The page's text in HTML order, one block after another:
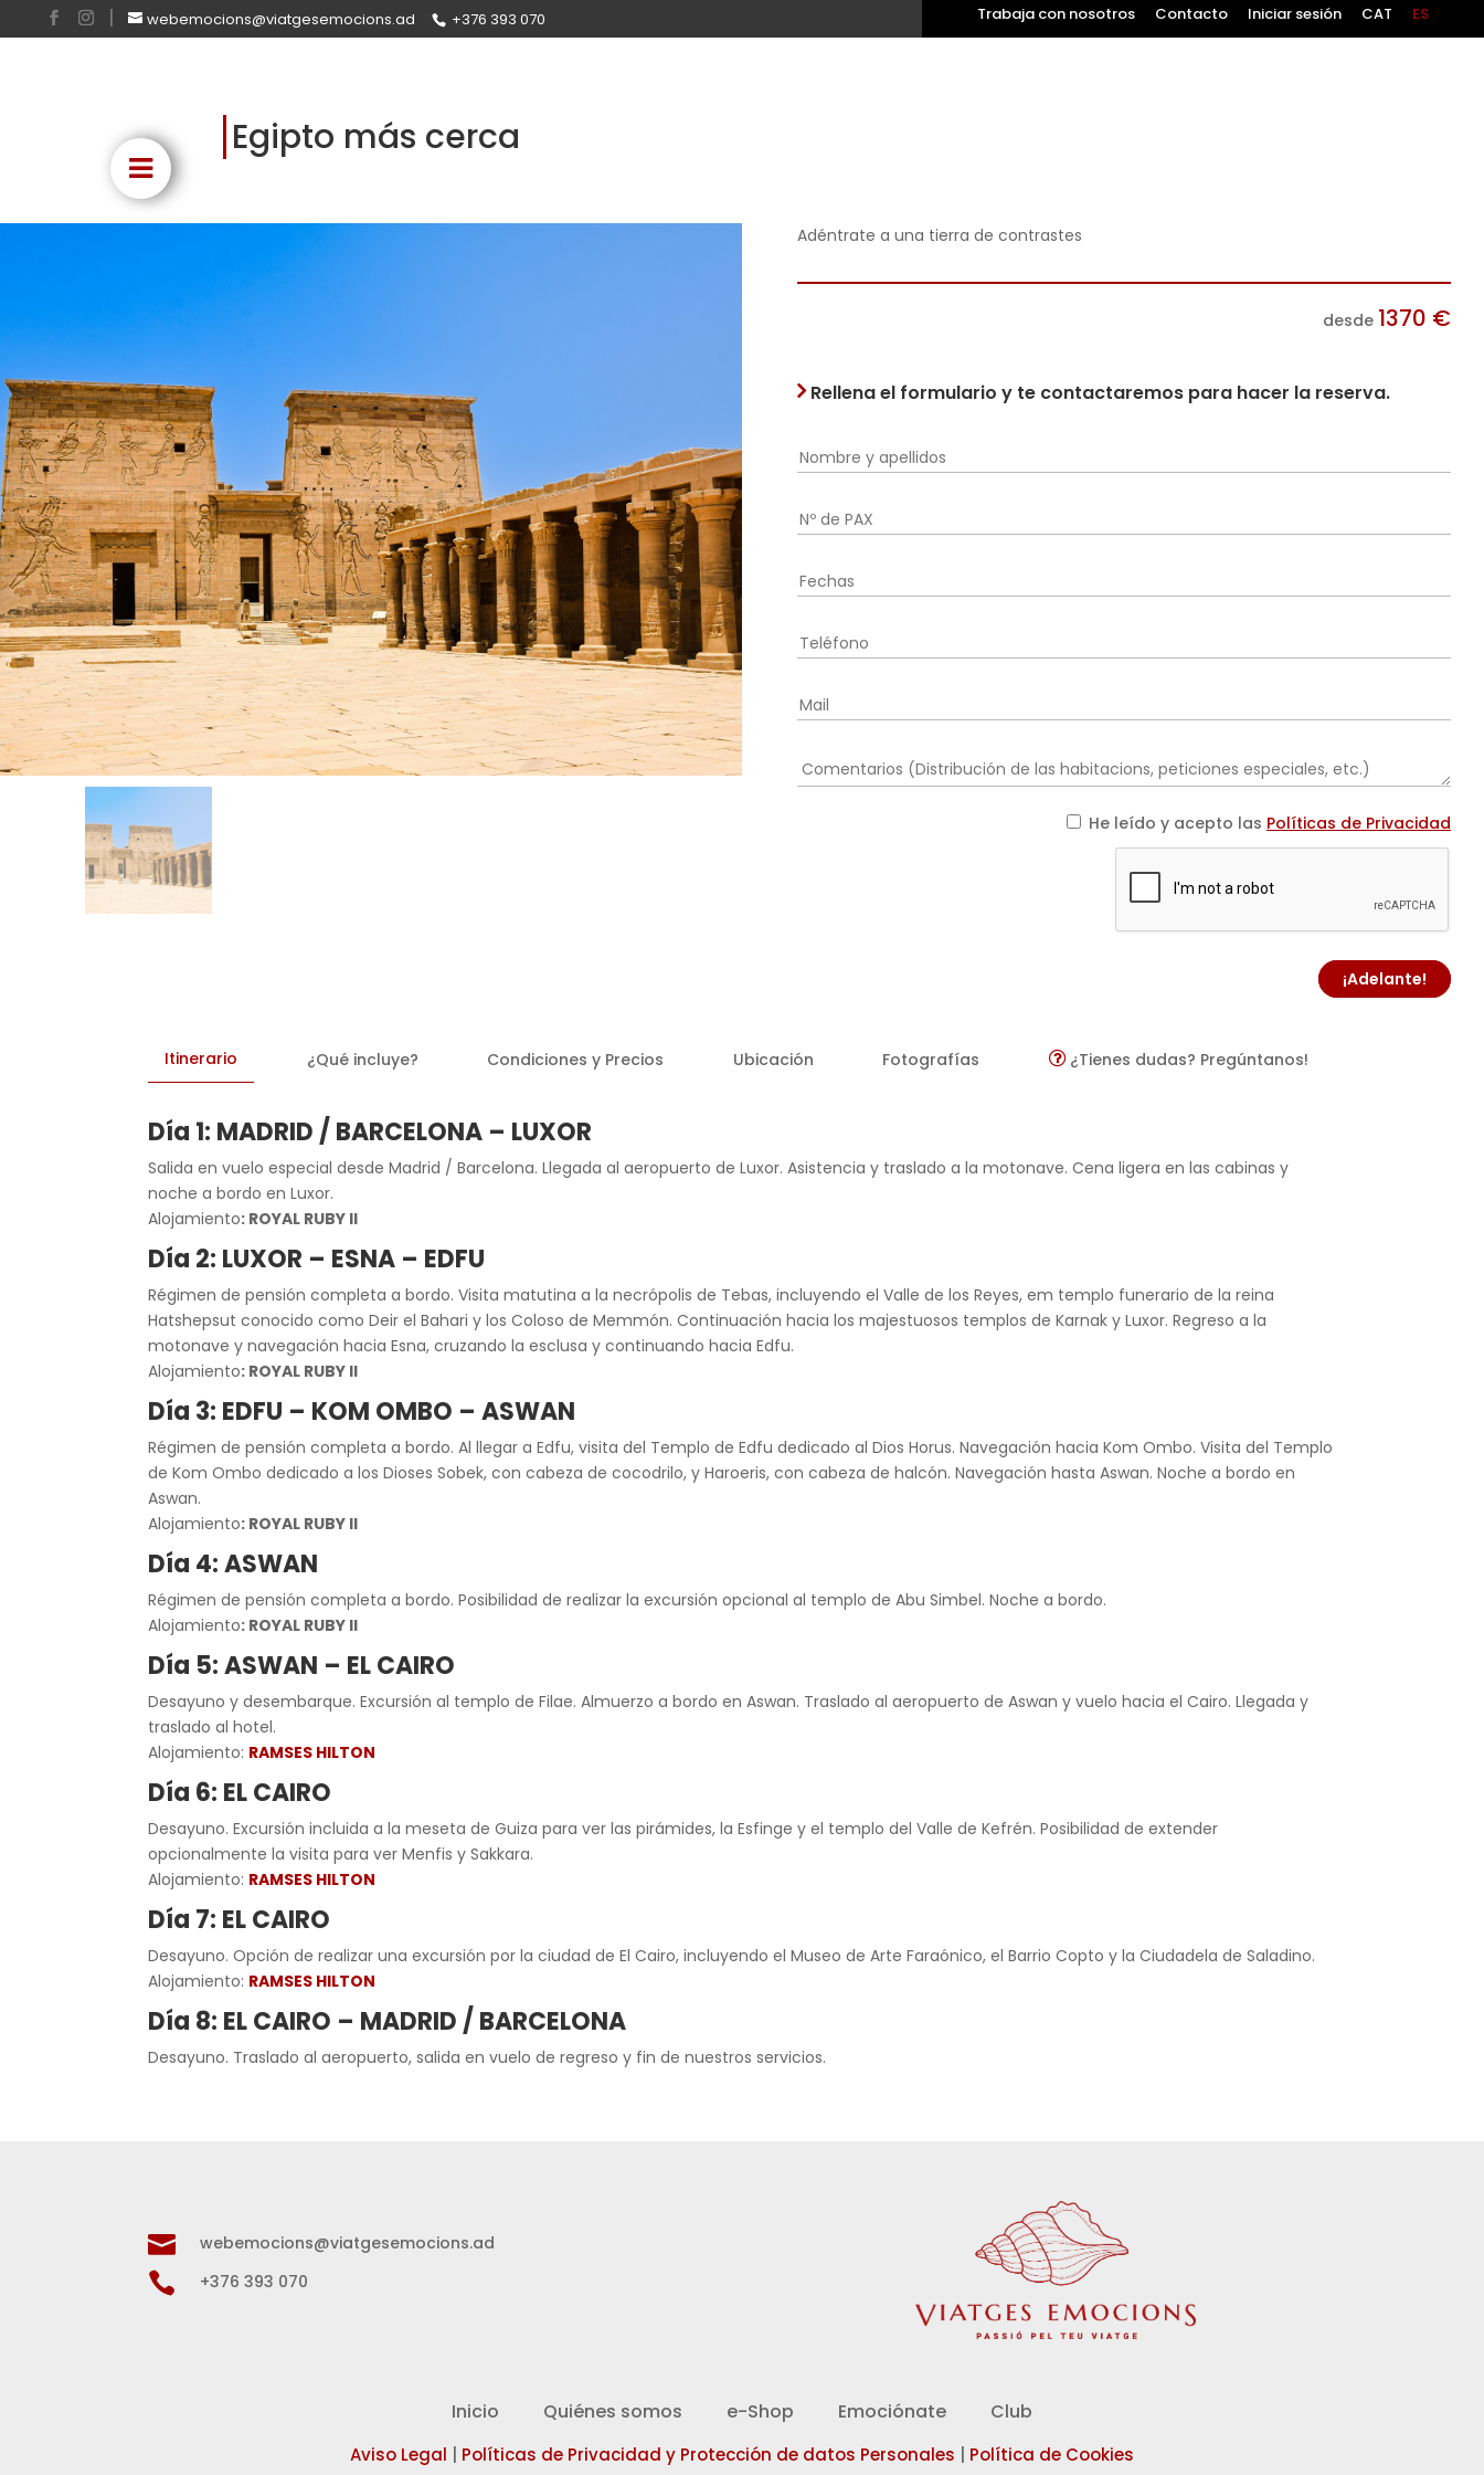
webemocions@viatgesemocions.ad +376 393 070 Trabaja con nosotros Contacto Iniciar sesión CAT ES
Egipto más cerca
Adéntrate a una tierra de contrastes
desde 1370 €
Rellena el formulario y te contactaremos para hacer la reserva.
He leído y acepto las Políticas de Privacidad
¡Adelante!
Itinerario ¿Qué incluye? Condiciones y Precios Ubicación Fotografías ¿Tienes dudas? Pregúntanos!
Día 1: MADRID / BARCELONA – LUXOR
Salida en vuelo especial desde Madrid / Barcelona. Llegada al aeropuerto de Luxor. Asistencia y traslado a la motonave. Cena ligera en las cabinas y
noche a bordo en Luxor.
Alojamiento: ROYAL RUBY II
Día 2: LUXOR – ESNA – EDFU
Régimen de pensión completa a bordo. Visita matutina a la necrópolis de Tebas, incluyendo el Valle de los Reyes, em templo funerario de la reina
Hatshepsut conocido como Deir el Bahari y los Coloso de Memmón. Continuación hacia los majestuosos templos de Karnak y Luxor. Regreso a la
motonave y navegación hacia Esna, cruzando la esclusa y continuando hacia Edfu.
Alojamiento: ROYAL RUBY II
Día 3: EDFU – KOM OMBO – ASWAN
Régimen de pensión completa a bordo. Al llegar a Edfu, visita del Templo de Edfu dedicado al Dios Horus. Navegación hacia Kom Ombo. Visita del Templo
de Kom Ombo dedicado a los Dioses Sobek, con cabeza de cocodrilo, y Haroeris, con cabeza de halcón. Navegación hasta Aswan. Noche a bordo en
Aswan.
Alojamiento: ROYAL RUBY II
Día 4: ASWAN
Régimen de pensión completa a bordo. Posibilidad de realizar la excursión opcional al templo de Abu Simbel. Noche a bordo.
Alojamiento: ROYAL RUBY II
Día 5: ASWAN – EL CAIRO
Desayuno y desembarque. Excursión al templo de Filae. Almuerzo a bordo en Aswan. Traslado al aeropuerto de Aswan y vuelo hacia el Cairo. Llegada y
traslado al hotel.
Alojamiento: RAMSES HILTON
Día 6: EL CAIRO
Desayuno. Excursión incluida a la meseta de Guiza para ver las pirámides, la Esfinge y el templo del Valle de Kefrén. Posibilidad de extender
opcionalmente la visita para ver Menfis y Sakkara.
Alojamiento: RAMSES HILTON
Día 7: EL CAIRO
Desayuno. Opción de realizar una excursión por la ciudad de El Cairo, incluyendo el Museo de Arte Faraónico, el Barrio Copto y la Ciudadela de Saladino.
Alojamiento: RAMSES HILTON
Día 8: EL CAIRO – MADRID / BARCELONA
Desayuno. Traslado al aeropuerto, salida en vuelo de regreso y fin de nuestros servicios.
 webemocions@viatgesemocions.ad
 +376 393 070
Inicio Quiénes somos e-Shop Emociónate Club
Aviso Legal Políticas de Privacidad y Protección de datos Personales Política de Cookies